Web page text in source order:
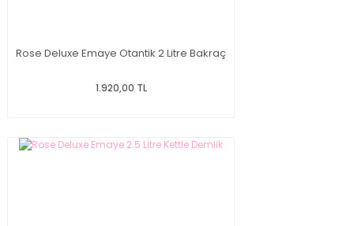
Rose Deluxe Emaye Otantik 2 Litre Bakraç
1.920,00 TL